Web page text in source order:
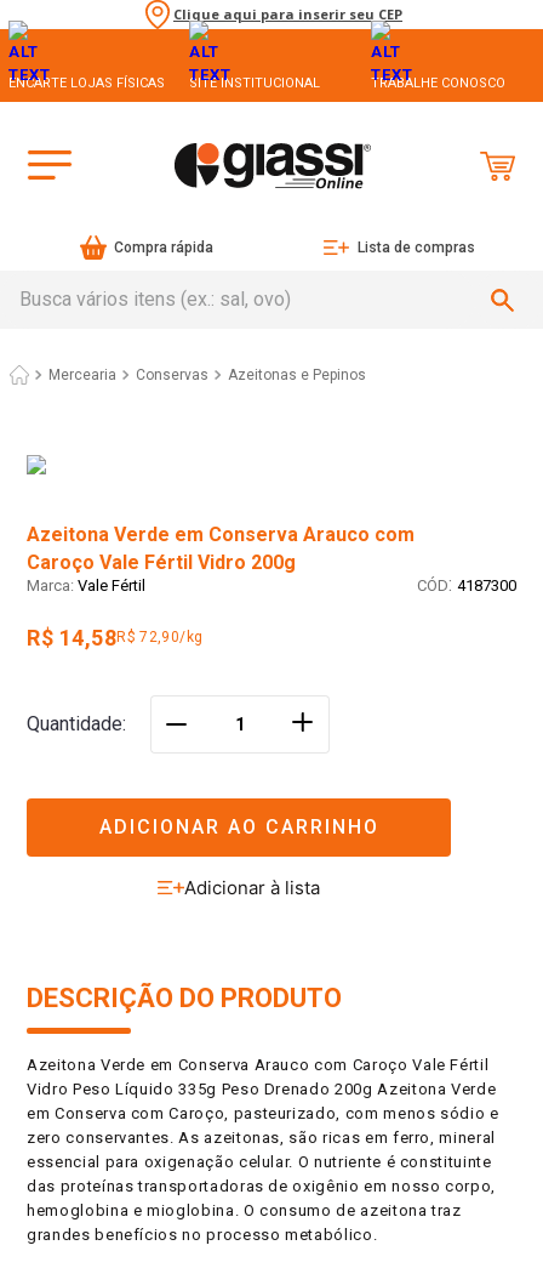
Clique aqui para inserir seu CEP
ENCARTE LOJAS FÍSICAS SITE INSTITUCIONAL TRABALHE CONOSCO
Compra rápida Lista de compras
Mercearia Conservas Azeitonas e Pepinos
Azeitona Verde em Conserva Arauco com
Caroço Vale Fértil Vidro 200g
Vale Fértil : 4187300
R$ 14,58R$ 72,90/kg
Quantidade ＋
ADICIONAR AO CARRINHO
DESCRIÇÃO DO PRODUTO
Azeitona Verde em Conserva Arauco com Caroço Vale Fértil
Vidro Peso Líquido 335g Peso Drenado 200g Azeitona Verde
em Conserva com Caroço, pasteurizado, com menos sódio e
zero conservantes. As azeitonas, são ricas em ferro, mineral
essencial para oxigenação celular. O nutriente é constituinte
das proteínas transportadoras de oxigênio em nosso corpo,
hemoglobina e mioglobina. O consumo de azeitona traz
grandes benefícios no processo metabólico.